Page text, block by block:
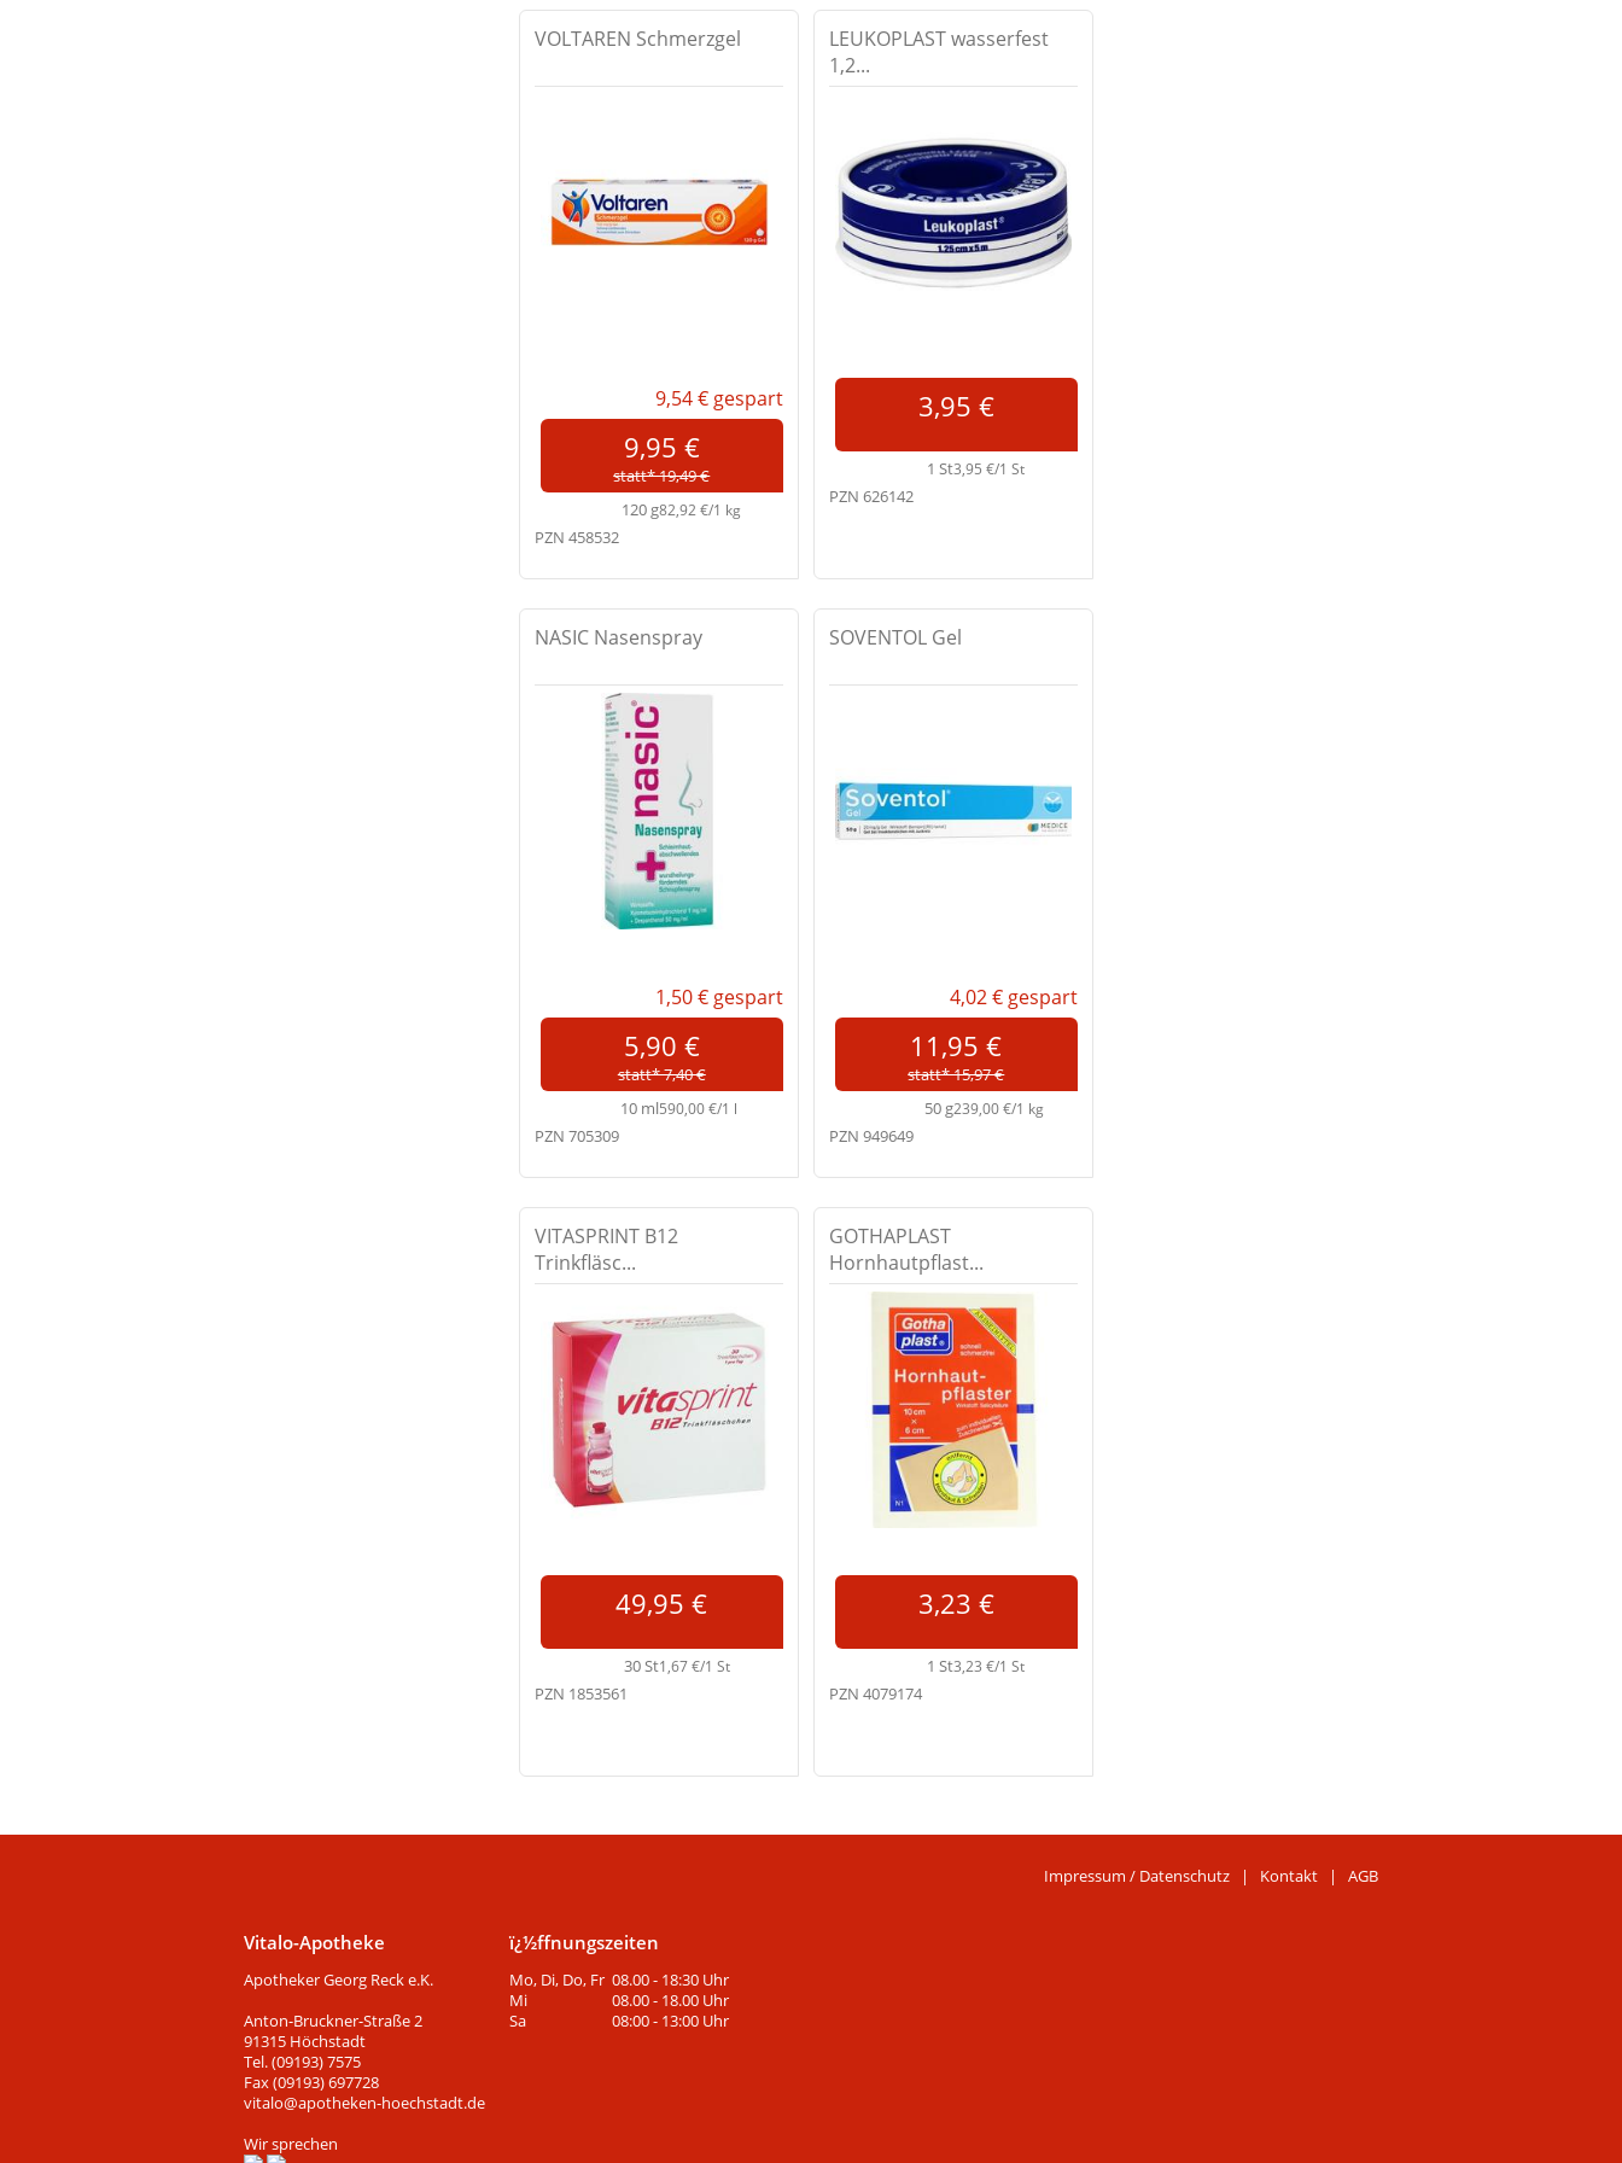
VOLTAREN Schmerzgel
9,54 € gespart
9,95 €
statt* 19,49 €
120 g82,92 €/1 kg
PZN 458532
LEUKOPLAST wasserfest
1,2...
3,95 €
1 St3,95 €/1 St
PZN 626142
NASIC Nasenspray
1,50 € gespart
5,90 €
statt* 7,40 €
10 ml590,00 €/1 l
PZN 705309
SOVENTOL Gel
4,02 € gespart
11,95 €
statt* 15,97 €
50 g239,00 €/1 kg
PZN 949649
VITASPRINT B12
Trinkfläsc...
49,95 €
30 St1,67 €/1 St
PZN 1853561
GOTHAPLAST
Hornhautpflast...
3,23 €
1 St3,23 €/1 St
PZN 4079174
Impressum / Datenschutz | Kontakt | AGB
Vitalo-Apotheke
Apotheker Georg Reck e.K.
Anton-Bruckner-Straße 2
91315 Höchstadt
Tel. (09193) 7575
Fax (09193) 697728
vitalo@apotheken-hoechstadt.de
Wir sprechen
ï¿½ffnungszeiten
Mo, Di, Do, Fr 08.00 - 18:30 Uhr
Mi
08.00 - 18.00 Uhr
Sa
08:00 - 13:00 Uhr